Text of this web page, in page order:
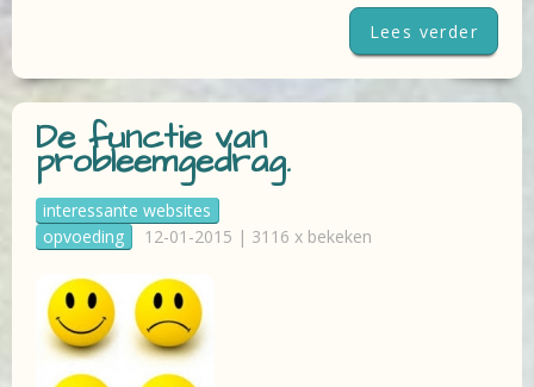
Lees verder
De functie van
probleemgedrag.
interessante websites
opvoeding
12-01-2015 | 3116 x bekeken